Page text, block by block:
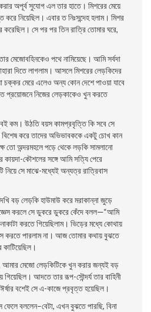
অপূর্ব সুযােগ এল তার হাতে। মিশরের মেয়ে
নিয়েছিল। এবার ত নিঃসন্দেহ হলাম। মিশর
করেছিল। সে পর পর তিন রাত্রি তােমার ঘরে,
মেজোবহিনকেও পথে নামিয়েছে। আমি সর্বদা
দিতে লাগলাম। আসলে মিশরের লেড়কিদের
চক্কর মেরে এলেও অন্য কোন দেশে পাওয়া যাবে
প্রয়ােজনে নিজের লেড়কাকেও খুন করতে
কম। উঠতি বয়স কামপ্রবৃত্তি কি সবে সে
করে তাদের অভিভাবককে একটু চোখ কান
অন্দরমহলে পড়ে থেকে লড়কি সামলানাে
কৌশলের সঙ্গে আমি সত্যি পেরে
নিয়ে সে মাঝে-মধ্যেই অন্যত্র রাত্রিবাস
বড় লেড়কি হাউমাউ করে মরাকান্না জুড়ে
করলে সে ডুকরে ডুকরে কেঁদে বলল—“আমি
করতে গিয়েছিলাম। ভিড়ের মধ্যে কোথায়
করতে পারলাম না। আজ তােমার কথায় বুঝতে
কাটিয়েছিল।
মেজো লেড়কিটিকে খুন করার জন্যই বড়
গিয়েছিল। আদতে তার রূপ-সৌন্দর্য তার বাহিনী
বশেই সে এ-কাজে প্রবৃত্ত হয়েছিল।
ফেলে বললেন–বেটা, এখন বুঝতে পারছি, বিনা